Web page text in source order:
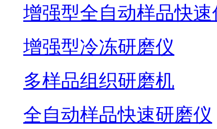
增强型全自动样品快速
增强型冷冻研磨仪
多样品组织研磨机
全自动样品快速研磨仪